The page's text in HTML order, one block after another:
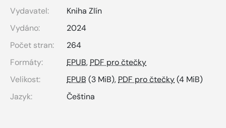
Vydavatel:
Kniha Zlín
Vydáno:
2024
Počet stran:
264
Formáty:
EPUB,PDF pro čtečky
Velikost:
EPUB (3 MiB),PDF pro čtečky(4 MiB)
Jazyk:
Čeština